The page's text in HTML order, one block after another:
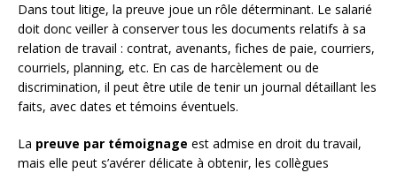
Dans tout litige, la preuve joue un rôle déterminant. Le salarié
doit donc veiller à conserver tous les documents relatifs à sa
relation de travail : contrat, avenants, fiches de paie, courriers,
courriels, planning, etc. En cas de harcèlement ou de
discrimination, il peut être utile de tenir un journal détaillant les
faits, avec dates et témoins éventuels.
La preuve par témoignage est admise en droit du travail,
mais elle peut s’avérer délicate à obtenir, les collègues